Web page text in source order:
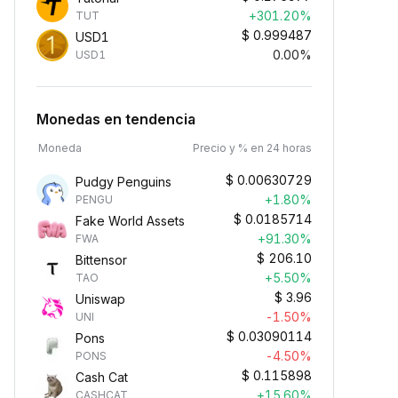
TUT
+301.20%
USD1
USD1
$ 0.999487
0.00%
Monedas en tendencia
Moneda Precio y % en 24 horas
Pudgy Penguins
PENGU
$ 0.00630729
+1.80%
Fake World Assets
FWA
$ 0.0185714
+91.30%
Bittensor
TAO
$ 206.10
+5.50%
Uniswap
UNI
$ 3.96
-1.50%
Pons
PONS
$ 0.03090114
-4.50%
Cash Cat
CASHCAT
$ 0.115898
+15.60%